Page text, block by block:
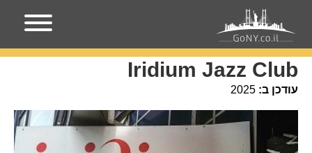
עמוד הבית מקומות בניו-יורק
Iridium Jazz Club
עודכן ב: 2025